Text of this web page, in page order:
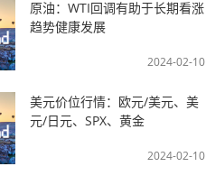
原油：WTI回调有助于长期看涨
趋势健康发展
2024-02-10
美元价位行情：欧元/美元、美
元/日元、SPX、黄金
2024-02-10